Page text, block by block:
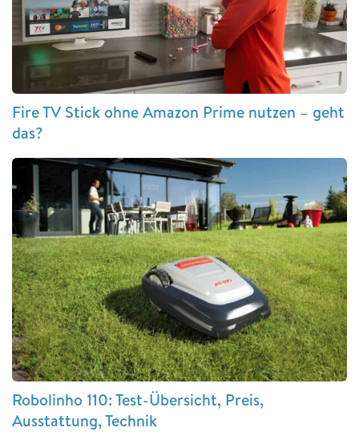
Fire TV Stick ohne Amazon Prime nutzen – geht
das?
Robolinho 110: Test-Übersicht, Preis,
Ausstattung, Technik